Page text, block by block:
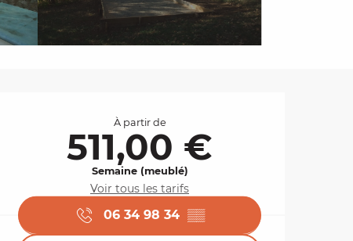
Ouverture et
À partir de
511,00 €
Semaine (meublé)
Voir tous les tarifs
06 34 98 34 ▒▒